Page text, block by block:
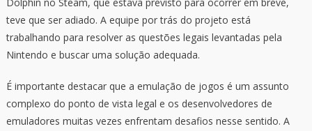
teve que ser adiado. A equipe por trás do projeto está
trabalhando para resolver as questões legais levantadas pela
Nintendo e buscar uma solução adequada.
É importante destacar que a emulação de jogos é um assunto
complexo do ponto de vista legal e os desenvolvedores de
emuladores muitas vezes enfrentam desafios nesse sentido. A